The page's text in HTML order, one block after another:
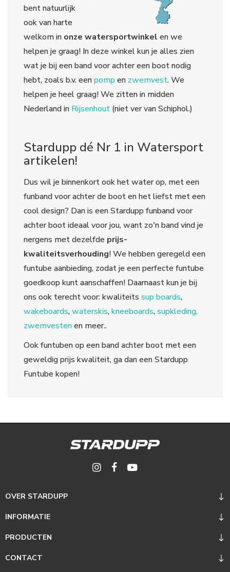
bent natuurlijk
ook van harte
welkom in onze watersportwinkel en we
helpen je graag! In deze winkel kun je alles zien
wat je bij een band voor achter een boot nodig
hebt, zoals b.v. eenpomp en zwemvest. We
helpen je heel graag! We zitten in midden
Nederland in Rijsenhout (niet ver van Schiphol.)
Stardupp dé Nr 1 in Watersport
artikelen!
Dus wil je binnenkort ook het water op, met een
funband voor achter de boot en het liefst met een
cool design? Dan is een Stardupp funband voor
achter boot ideaal voor jou, want zo'n band vind je
nergens met dezelfde prijs-
kwaliteitsverhouding! We hebben geregeld een
funtube aanbieding, zodat je een perfecte funtube
goedkoop kunt aanschaffen! Daarnaast kun je bij
ons ook terecht voor: kwaliteits sup boards,
wakeboards,waterskis,kneeboards,supkleding,
zwemvestenen meer..
Ook funtuben op een band achter boot met een
geweldig prijs kwaliteit, ga dan een Stardupp
Funtube kopen!
OVER STARDUPP
INFORMATIE
PRODUCTEN
CONTACT